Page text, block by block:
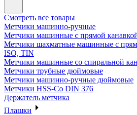
Смотреть все товары
Метчики машинно-ручные
Метчики машинные с прямой
Метчики шахматные машинные с
ISO, TIN
Метчики машинные со спиральной
Метчики трубные дюймовые
Метчики машинно-ручные дюймовые
Метчики HSS-Co DIN 376
Держатель метчика
Плашки